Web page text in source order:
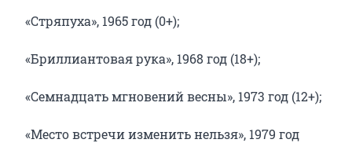
«Стряпуха», 1965 год (0+);
«Бриллиантовая рука», 1968 год (18+);
«Семнадцать мгновений весны», 1973 год (12+);
«Место встречи изменить нельзя», 1979 год